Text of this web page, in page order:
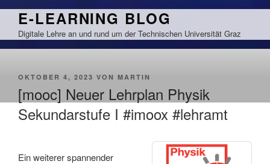
Zum
springen
E-LEARNING BLOG
Digitale Lehre an und rund um der Technischen Universität Graz
VERÖFFENTLICHT
OKTOBER 4, 2023 VON MARTIN
[mooc] Neuer Lehrplan Physik
Sekundarstufe I #imoox #lehramt
Ein weiterer spannender